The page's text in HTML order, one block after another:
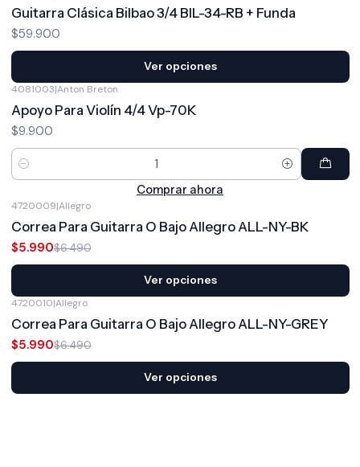
Guitarra Clásica Bilbao 3/4 BIL-34-RB + Funda
$59.900
Ver opciones
4081003|Anton Breton
Apoyo Para Violín 4/4 Vp-70K
$9.900
Cantidad
Comprar ahora
4720009|Allegro
Correa Para Guitarra O Bajo Allegro ALL-NY-BK
$5.990$6.490
Ver opciones
4720010|Allegro
Correa Para Guitarra O Bajo Allegro ALL-NY-GREY
$5.990$6.490
Ver opciones